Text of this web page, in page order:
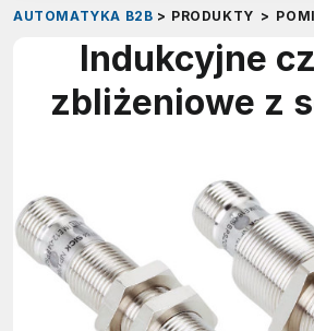
AUTOMATYKA B2B > PRODUKTY >
Indukcyjne
zbliżeniowe z